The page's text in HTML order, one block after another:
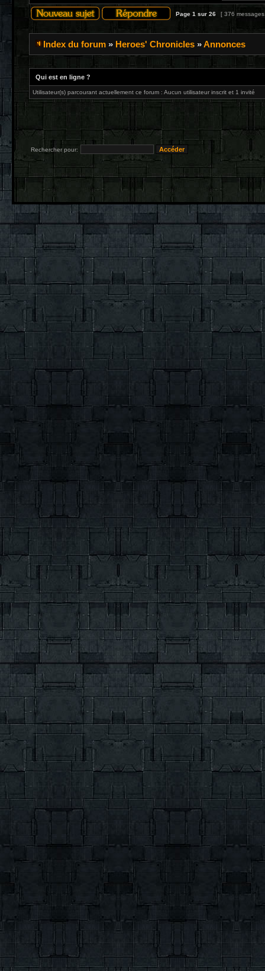
Page 1 sur 26 [ 376
Index du forum » Heroes' Chronicles »Annonces
Qui est en ligne ?
Utilisateur(s) parcourant actuellement ce forum : Aucun utilisateur inscrit et 1 invité
Rechercher pour: